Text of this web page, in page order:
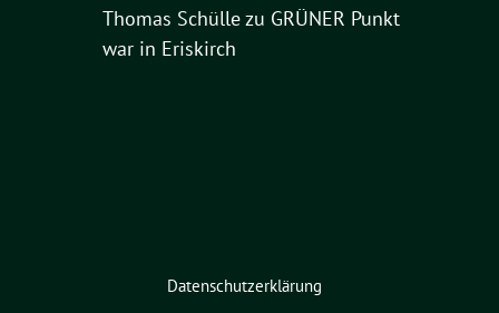
Thomas Schüllezu GRÜNER Punkt
war in Eriskirch
Datenschutzerklärung